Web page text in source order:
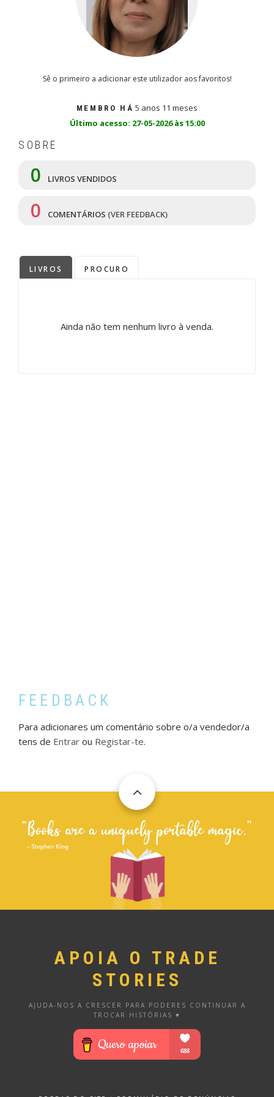
Sê o primeiro a adicionar este utilizador aos favoritos!
MEMBRO HÁ 5 anos 11 meses
Último acesso: 27-05-2026 às 15:00
SOBRE
0 LIVROS VENDIDOS
0 COMENTÁRIOS (VER FEEDBACK)
LIVROS PROCURO
Ainda não tem nenhum livro à venda.
FEEDBACK
Para adicionares um comentário sobre o/a vendedor/a
tens de Entrar ou Registar-te.
APOIA O TRADE
STORIES
AJUDA-NOS A CRESCER PARA PODERES CONTINUAR A
TROCAR HISTÓRIAS ♥